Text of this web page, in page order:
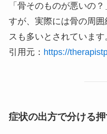
「骨そのものが悪いの
すが、実際には骨の周
スも多いとされています
引用元： https://
症状の出方で分ける